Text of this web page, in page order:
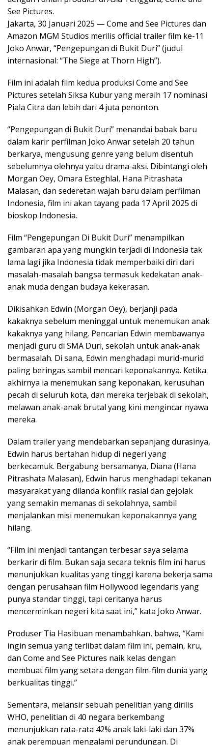
See Pictures.
Jakarta, 30 Januari 2025 — Come and See Pictures dan
Amazon MGM Studios merilis official trailer film ke-11
Joko Anwar, “Pengepungan di Bukit Duri” (judul
internasional: “The Siege at Thorn High”).
Film ini adalah film kedua produksi Come and See
Pictures setelah Siksa Kubur yang meraih 17 nominasi
Piala Citra dan lebih dari 4 juta penonton.
“Pengepungan di Bukit Duri” menandai babak baru
dalam karir perfilman Joko Anwar setelah 20 tahun
berkarya, mengusung genre yang belum disentuh
sebelumnya olehnya yaitu drama-aksi. Dibintangi oleh
Morgan Oey, Omara Esteghlal, Hana Pitrashata
Malasan, dan sederetan wajah baru dalam perfilman
Indonesia, film ini akan tayang pada 17 April 2025 di
bioskop Indonesia.
Film “Pengepungan Di Bukit Duri” menampilkan
gambaran apa yang mungkin terjadi di Indonesia tak
lama lagi jika Indonesia tidak memperbaiki diri dari
masalah-masalah bangsa termasuk kedekatan anak-
anak muda dengan budaya kekerasan.
Dikisahkan Edwin (Morgan Oey), berjanji pada
kakaknya sebelum meninggal untuk menemukan anak
kakaknya yang hilang. Pencarian Edwin membawanya
menjadi guru di SMA Duri, sekolah untuk anak-anak
bermasalah. Di sana, Edwin menghadapi murid-murid
paling beringas sambil mencari keponakannya. Ketika
akhirnya ia menemukan sang keponakan, kerusuhan
pecah di seluruh kota, dan mereka terjebak di sekolah,
melawan anak-anak brutal yang kini mengincar nyawa
mereka.
Dalam trailer yang mendebarkan sepanjang durasinya,
Edwin harus bertahan hidup di negeri yang
berkecamuk. Bergabung bersamanya, Diana (Hana
Pitrashata Malasan), Edwin harus menghadapi tekanan
masyarakat yang dilanda konflik rasial dan gejolak
yang semakin memanas di sekolahnya, sambil
menjalankan misi menemukan keponakannya yang
hilang.
“Film ini menjadi tantangan terbesar saya selama
berkarir di film. Bukan saja secara teknis film ini harus
menunjukkan kualitas yang tinggi karena bekerja sama
dengan perusahaan film Hollywood legendaris yang
punya standar tinggi, tapi ceritanya harus
mencerminkan negeri kita saat ini,” kata Joko Anwar.
Produser Tia Hasibuan menambahkan, bahwa, “Kami
ingin semua yang terlibat dalam film ini, pemain, kru,
dan Come and See Pictures naik kelas dengan
membuat film yang setara dengan film-film dunia yang
berkualitas tinggi.”
Sementara, melansir sebuah penelitian yang dirilis
WHO, penelitian di 40 negara berkembang
menunjukkan rata-rata 42% anak laki-laki dan 37%
anak perempuan mengalami perundungan. Di